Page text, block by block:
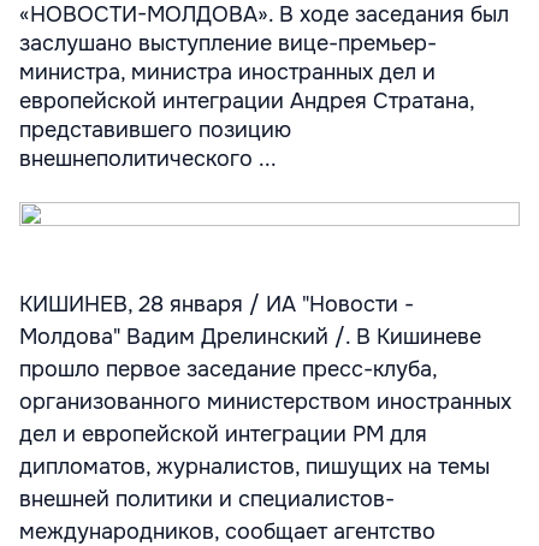
«НОВОСТИ-МОЛДОВА». В ходе заседания был
заслушано выступление вице-премьер-
министра, министра иностранных дел и
европейской интеграции Андрея Стратана,
представившего позицию
внешнеполитического ...
КИШИНЕВ, 28 января / ИА "Новости -
Молдова" Вадим Дрелинский /. В Кишиневе
прошло первое заседание пресс-клуба,
организованного министерством иностранных
дел и европейской интеграции РМ для
дипломатов, журналистов, пишущих на темы
внешней политики и специалистов-
международников, сообщает агентство